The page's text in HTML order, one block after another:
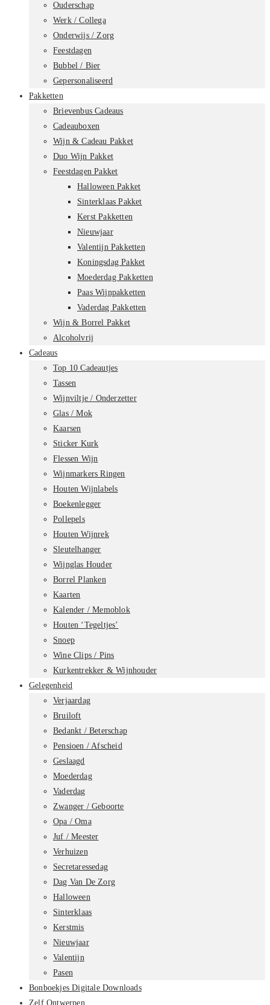
Ouderschap
Werk / Collega
Onderwijs / Zorg
Feestdagen
Bubbel / Bier
Gepersonaliseerd
Pakketten
Brievenbus Cadeaus
Cadeauboxen
Wijn & Cadeau Pakket
Duo Wijn Pakket
Feestdagen Pakket
Halloween Pakket
Sinterklaas Pakket
Kerst Pakketten
Nieuwjaar
Valentijn Pakketten
Koningsdag Pakket
Moederdag Pakketten
Paas Wijnpakketten
Vaderdag Pakketten
Wijn & Borrel Pakket
Alcoholvrij
Cadeaus
Top 10 Cadeautjes
Tassen
Wijnviltje / Onderzetter
Glas / Mok
Kaarsen
Sticker Kurk
Flessen Wijn
Wijnmarkers Ringen
Houten Wijnlabels
Boekenlegger
Pollepels
Houten Wijnrek
Sleutelhanger
Wijnglas Houder
Borrel Planken
Kaarten
Kalender / Memoblok
Houten ‘Tegeltjes’
Snoep
Wine Clips / Pins
Kurkentrekker & Wijnhouder
Gelegenheid
Verjaardag
Bruiloft
Bedankt / Beterschap
Pensioen / Afscheid
Geslaagd
Moederdag
Vaderdag
Zwanger / Geboorte
Opa / Oma
Juf / Meester
Verhuizen
Secretaressedag
Dag Van De Zorg
Halloween
Sinterklaas
Kerstmis
Nieuwjaar
Valentijn
Pasen
Bonboekjes Digitale Downloads
Zelf Ontwerpen